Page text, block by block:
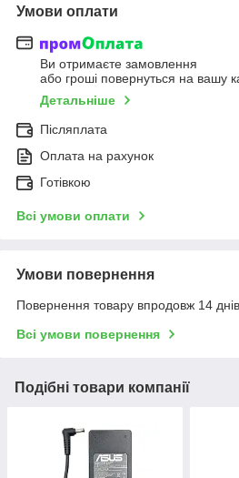
Умови оплати
Ви отримаєте замовлення
або гроші повернуться на вашу
Детальніше
Післяплата
Оплата на рахунок
Готівкою
Всі умови оплати
Умови повернення
Повернення товару впродовж 14
Всі умови повернення
Подібні товари компанії